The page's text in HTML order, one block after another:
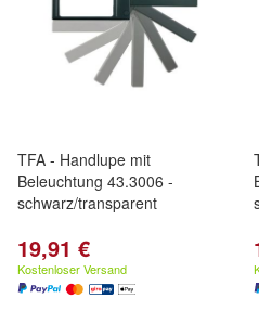
TFA - Handlupe mit
Beleuchtung 43.3006 -
schwarz/transparent
19,91 €
Kostenloser Versand